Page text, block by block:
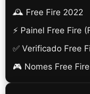
🕰️ Free Fire 2022
⚡ Painel Free Fire
✅ Verificado Free
🎮 Nomes Free Fire